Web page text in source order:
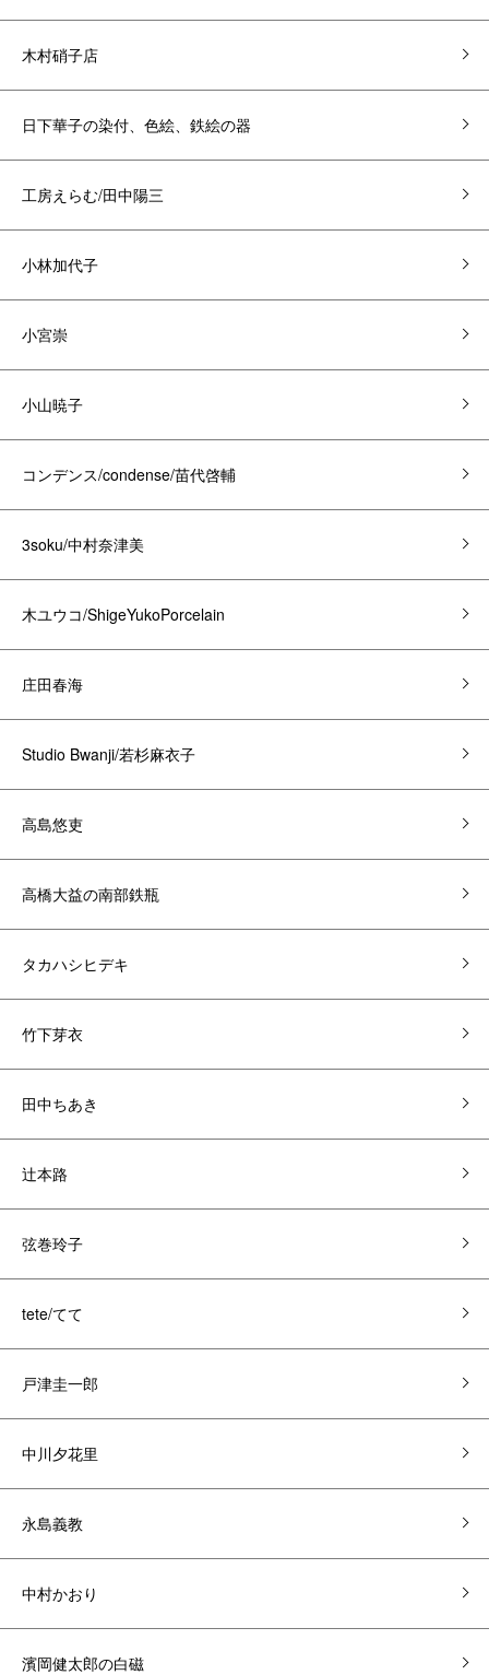
木村硝子店
日下華子の染付、色絵、鉄絵の器
工房えらむ/田中陽三
小林加代子
小宮崇
小山暁子
コンデンス/condense/苗代啓輔
3soku/中村奈津美
木ユウコ/ShigeYukoPorcelain
庄田春海
Studio Bwanji/若杉麻衣子
高島悠吏
高橋大益の南部鉄瓶
タカハシヒデキ
竹下芽衣
田中ちあき
辻本路
弦巻玲子
tete/てて
戸津圭一郎
中川夕花里
永島義教
中村かおり
濱岡健太郎の白磁